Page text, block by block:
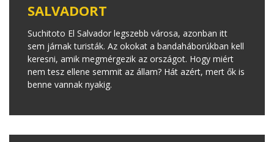
SALVADORT
Suchitoto El Salvador legszebb városa, azonban itt
sem járnak turisták. Az okokat a bandaháborúkban kell
keresni, amik megmérgezik az országot. Hogy miért
nem tesz ellene semmit az állam? Hát azért, mert ők is
benne vannak nyakig.